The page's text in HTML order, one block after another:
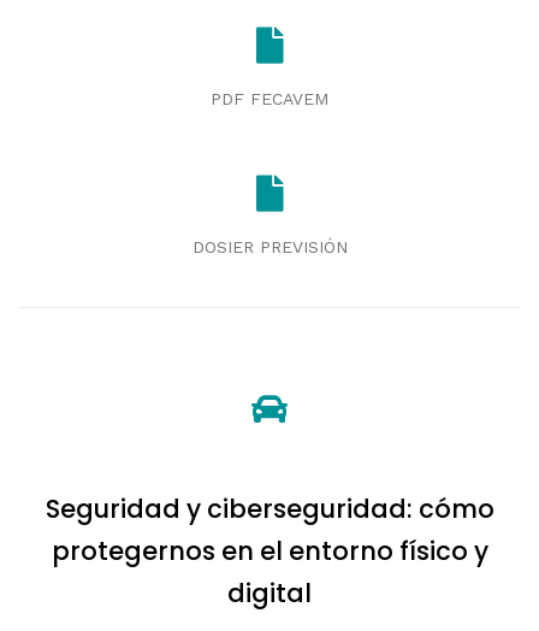
PDF FECAVEM
DOSIER PREVISIÓN
Seguridad y ciberseguridad: cómo
protegernos en el entorno físico y
digital